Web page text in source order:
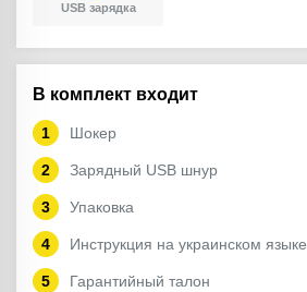
USB зарядка
В комплект входит
Шокер
Зарядный USB шнур
Упаковка
Инструкция на украинском языке
Гарантийный талон